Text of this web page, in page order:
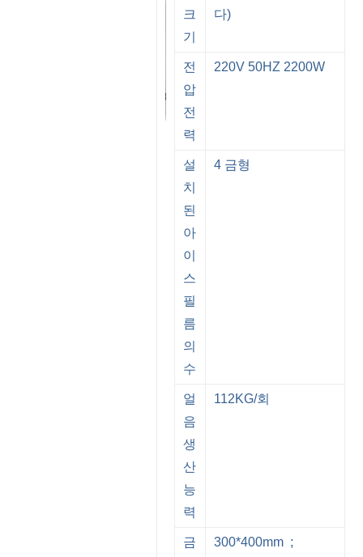
크
기
다)
전
압
전
력
220V 50HZ 2200W
설
치
된
아
이
스
필
름
의
수
4 금형
얼
음
생
산
능
력
112KG/회
금
300*400mm ;